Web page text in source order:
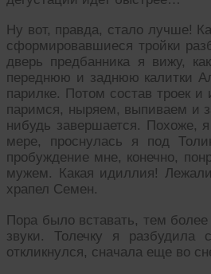
Ну вот, правда, стало лучше!
сформировавшиеся тройки
дверь предбанника я вижу,
переднюю и заднюю калитки
парилке. Потом состав троек
паримся, ныряем, выпиваем и
нибудь завершается. Похоже,
мере, проснулась я под
пробуждение мне, конечно,
мужем. Какая идиллия!
храпел Семен.
Пора было вставать, тем
звуки. Толечку я
откликнулся, сначала еще во